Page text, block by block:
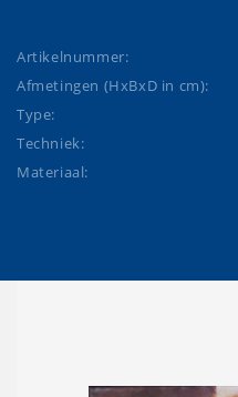
Artikelnummer:
Afmetingen (HxBxD in cm):
Type:
Techniek:
Materiaal: